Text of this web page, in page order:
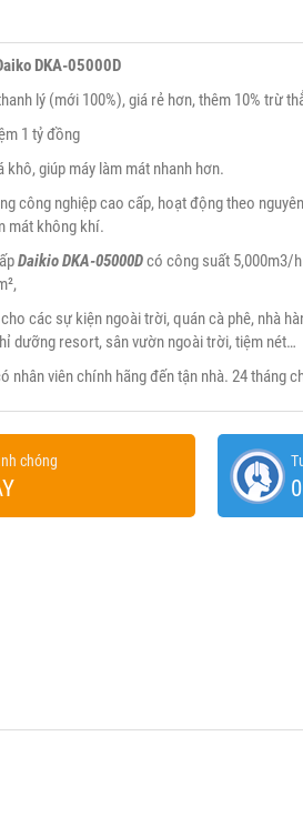
DKA-05000D
lý (mới 100%), giá rẻ hơn, thêm 10% trừ
1 tỷ đồng
khô, giúp máy làm mát nhanh hơn.
công nghiệp cao cấp, hoạt động theo
mát không khí.
Daikio DKA-05000Dcó công suất 5,000m3/
các sự kiện ngoài trời, quán cà phê, nhà
dưỡng resort, sân vườn ngoài trời, tiệm nét…
nhân viên chính hãng đến tận nhà. 24 tháng
chóng